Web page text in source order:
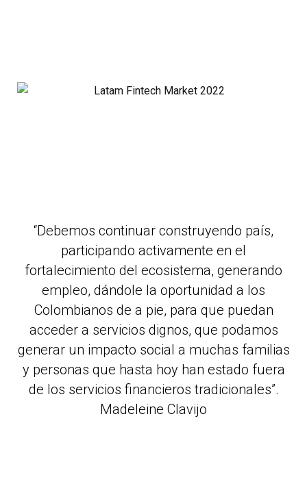
“Debemos continuar construyendo país,
participando activamente en el
fortalecimiento del ecosistema, generando
empleo, dándole la oportunidad a los
Colombianos de a pie, para que puedan
acceder a servicios dignos, que podamos
generar un impacto social a muchas familias
y personas que hasta hoy han estado fuera
de los servicios financieros tradicionales”.
Madeleine Clavijo